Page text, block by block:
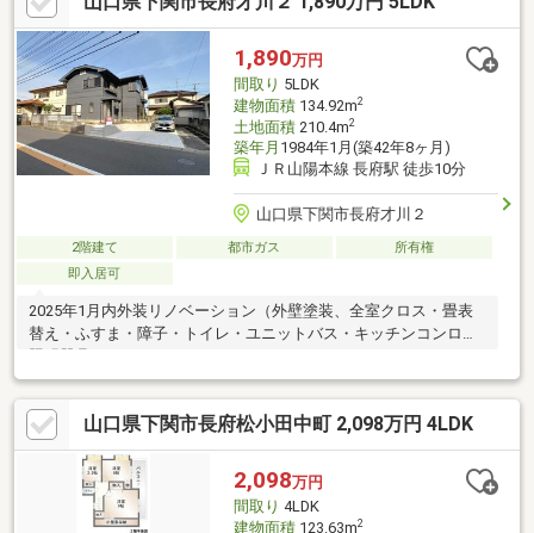
相談ください！】・家を買うにはどのくらいの期間と費用がかか
るのかしら？・マンションと戸建はどちらがいいの？新築、それ
ともリフォーム済み物件？・他にも借入があるけど、住宅ローン
が組めるか不安だわ… 等々
1,890万円
間取り 5LDK
建物面積134.92m2
土地面積210.4m2
築年月 1984年1月(築42年8ヶ月)
ＪＲ山陽本線 長府駅 徒歩10分
山口県下関市長府才川２
2階建て 都市ガス
所有権
即入居可
2025年1月内外装リノベーション（外壁塗装、全室クロス・畳表
替え・ふすま・障子・トイレ・ユニットバス・キッチンコンロ・
山口県下関市長府松小田中町 2,098万円 4LDK
2,098万円
間取り 4LDK
建物面積123.63m2